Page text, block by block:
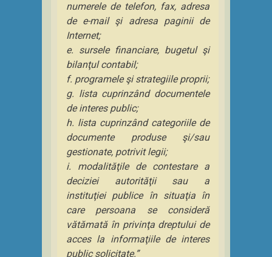
numerele de telefon, fax, adresa
de e-mail şi adresa paginii de
Internet;
e. sursele financiare, bugetul şi
bilanţul contabil;
f. programele şi strategiile proprii;
g. lista cuprinzând documentele
de interes public;
h. lista cuprinzând categoriile de
documente produse şi/sau
gestionate, potrivit legii;
i. modalităţile de contestare a
deciziei autorităţii sau a
instituţiei publice în situaţia în
care persoana se consideră
vătămată în privinţa dreptului de
acces la informaţiile de interes
public solicitate.”